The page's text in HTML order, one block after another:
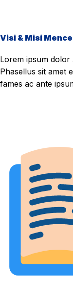
Visi & Misi
Lorem ipsum dolor
Phasellus sit amet
fames ac ante